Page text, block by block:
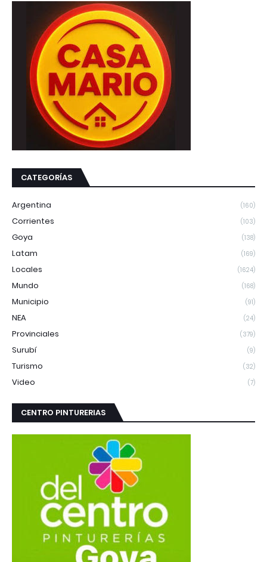
CATEGORÍAS
Argentina (160)
Corrientes (103)
Goya (138)
Latam (169)
Locales (1624)
Mundo (168)
Municipio (91)
NEA (24)
Provinciales (379)
Surubí (9)
Turismo (32)
Video (7)
CENTRO PINTURERIAS